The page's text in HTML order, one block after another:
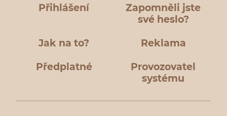
Přihlášení
Zapomněli jste
své heslo?
Jak na to? Reklama
Předplatné
Provozovatel
systému